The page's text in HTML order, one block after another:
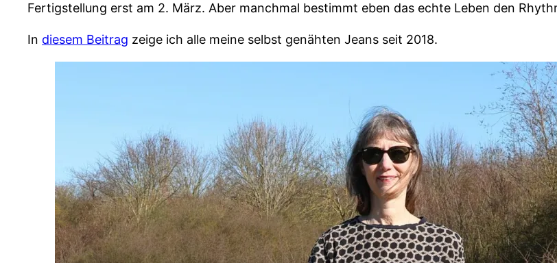
Fertigstellung erst am 2. März. Aber manchmal bestimmt eben das echte Leben den
In diesem Beitrag zeige ich alle meine selbst genähten Jeans seit 2018.